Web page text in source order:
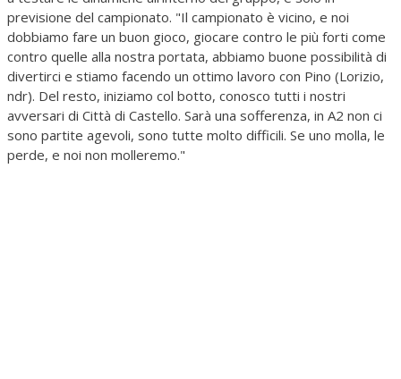
previsione del campionato. "Il campionato è vicino, e noi
dobbiamo fare un buon gioco, giocare contro le più forti come
contro quelle alla nostra portata, abbiamo buone possibilità di
divertirci e stiamo facendo un ottimo lavoro con Pino (Lorizio,
ndr). Del resto, iniziamo col botto, conosco tutti i nostri
avversari di Città di Castello. Sarà una sofferenza, in A2 non ci
sono partite agevoli, sono tutte molto difficili. Se uno molla, le
perde, e noi non molleremo."